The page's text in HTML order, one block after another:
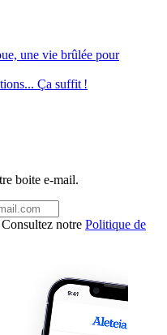
une vie brûlée pour
Ça suffit !
boite e-mail.
notre Politique de